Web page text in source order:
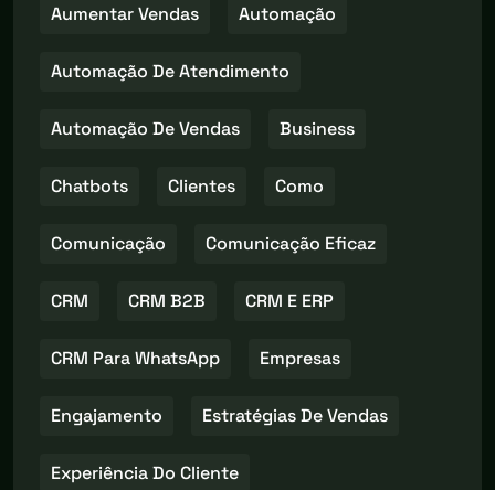
Aumentar Vendas Automação
Automação De Atendimento
Automação De Vendas Business
Chatbots Clientes Como
Comunicação Comunicação Eficaz
CRM CRM B2B CRM E ERP
CRM Para WhatsApp Empresas
Engajamento Estratégias De Vendas
Experiência Do Cliente